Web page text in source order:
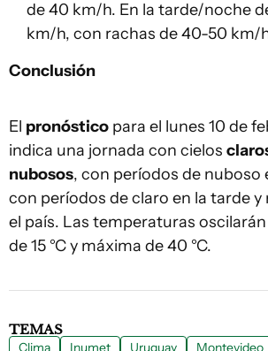
de 40 km/h. En la tarde/noche
km/h, con rachas de 40-50 km/
Conclusión
El pronóstico para el lunes 10 de
indica una jornada con cielos
nubosos, con períodos de nuboso
con períodos de claro en la tarde y
el país. Las temperaturas
de 15 °C y máxima de 40 °C.
TEMAS
Clima Inumet Uruguay Montevideo